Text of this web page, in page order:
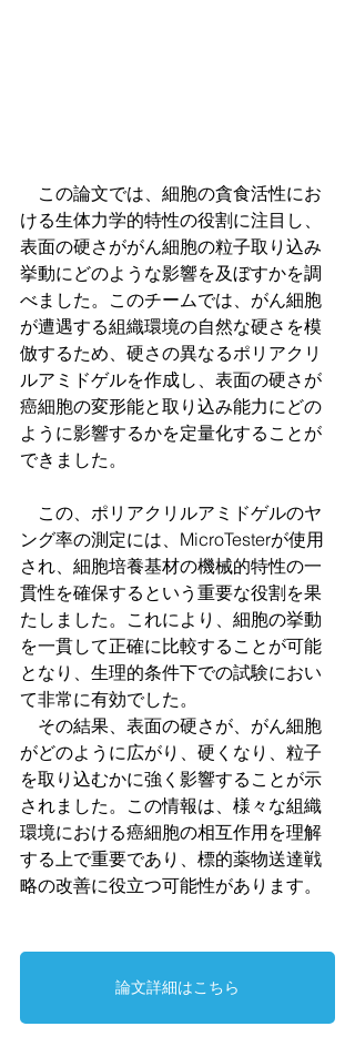
この論文では、細胞の貪食活性にお
ける生体力学的特性の役割に注目し、
表面の硬さががん細胞の粒子取り込み
挙動にどのような影響を及ぼすかを調
べました。このチームでは、がん細胞
が遭遇する組織環境の自然な硬さを模
倣するため、硬さの異なるポリアクリ
ルアミドゲルを作成し、表面の硬さが
癌細胞の変形能と取り込み能力にどの
ように影響するかを定量化することが
できました。
この、ポリアクリルアミドゲルのヤ
ング率の測定には、MicroTesterが使用
され、細胞培養基材の機械的特性の一
貫性を確保するという重要な役割を果
たしました。これにより、細胞の挙動
を一貫して正確に比較することが可能
となり、生理的条件下での試験におい
て非常に有効でした。
その結果、表面の硬さが、がん細胞
がどのように広がり、硬くなり、粒子
を取り込むかに強く影響することが示
されました。この情報は、様々な組織
環境における癌細胞の相互作用を理解
する上で重要であり、標的薬物送達戦
略の改善に役立つ可能性があります。
論文詳細はこちら